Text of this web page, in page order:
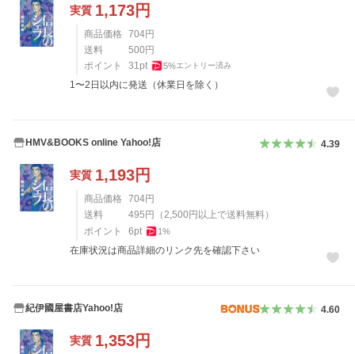
実質 1,173円
商品価格 704円
送料
500円
ポイント
31 pt 5%エントリー済み
1〜2日以内に発送（休業日を除く）
HMV&BOOKS online Yahoo!店 4.39
実質 1,193円
商品価格 704円
送料
495円 （ 2,500円以上で送料無料）
ポイント
6pt 1%
在庫状況は商品詳細のリンク先を確認下さい
紀伊國屋書店Yahoo!店 4.60
実質 1,353円